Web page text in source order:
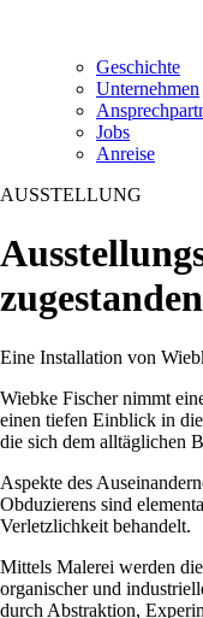
Geschichte
Unternehmen
Jobs
Anreise
AUSSTELLUNG
zugestanden
Eine Installation von
Wiebke Fischer nimmt
einen tiefen Einblick in
die sich dem alltäglichen
Aspekte des
Obduzierens sind
Verletzlichkeit behandelt.
Mittels Malerei werden
organischer und
durch Abstraktion,